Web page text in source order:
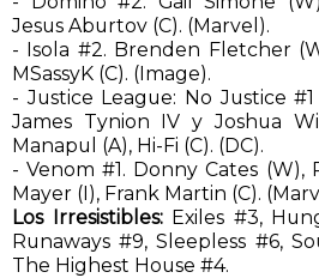
Jesus Aburtov (C). (Marvel).
- Isola #2. Brenden Fletcher
MSassyK (C). (Image).
- Justice League: No Justice
James Tynion IV y Joshua
Manapul (A), Hi-Fi (C). (DC).
- Venom #1. Donny Cates (W),
Mayer (I), Frank Martin (C).
Los Irresistibles:Exiles #3,
Runaways #9, Sleepless #6,
The Highest House #4.